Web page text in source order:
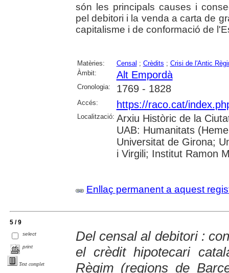
són les principals causes i
pel debitori i la venda a carta de
capitalisme i de conformació de
Matèries: Censal ; Crèdits ; Crisi de l'Antic
Àmbit:
Alt Empordà
Cronologia: 1769 - 1828
Accés: https://raco.cat/
Localització: Arxiu Històric de la
UAB: Humanitats
Universitat de Girona;
i Virgili; Institut Ramon
Enllaç permanent a aquest
5 / 9
select
print
Text complet
Del censal al debitori :
el crèdit hipotecari
Règim (regions de